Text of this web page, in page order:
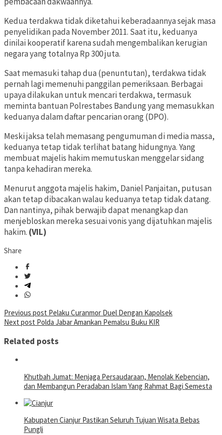
Kedua terdakwa tidak diketahui keberadaannya sejak masa
penyelidikan pada November 2011. Saat itu, keduanya
dinilai kooperatif karena sudah mengembalikan kerugian
negara yang totalnya Rp 300 juta.
Saat memasuki tahap dua (penuntutan), terdakwa tidak
pernah lagi memenuhi panggilan pemeriksaan. Berbagai
upaya dilakukan untuk mencari terdakwa, termasuk
meminta bantuan Polrestabes Bandung yang memasukkan
keduanya dalam daftar pencarian orang (DPO).
Meski jaksa telah memasang pengumuman di media massa,
keduanya tetap tidak terlihat batang hidungnya. Yang
membuat majelis hakim memutuskan menggelar sidang
tanpa kehadiran mereka.
Menurut anggota majelis hakim, Daniel Panjaitan, putusan
akan tetap dibacakan walau keduanya tetap tidak datang.
Dan nantinya, pihak berwajib dapat menangkap dan
menjebloskan mereka sesuai vonis yang dijatuhkan majelis
hakim. (VIL)
Share
Post
navigation
Previous post Pelaku Curanmor Duel Dengan Kapolsek
Next post Polda Jabar Amankan Pemalsu Buku KIR
Related posts
Khutbah Jumat: Menjaga Persaudaraan, Menolak Kebencian,
dan Membangun Peradaban Islam Yang Rahmat Bagi Semesta
Kabupaten Cianjur Pastikan Seluruh Tujuan Wisata Bebas
Pungli